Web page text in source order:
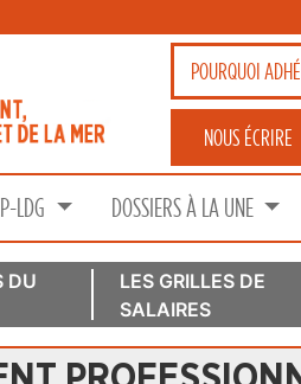
POURQUOI
NOUS ÉCRIRE
LDG DOSSIERS À LA UNE
DU
LES GRILLES DE
SALAIRES